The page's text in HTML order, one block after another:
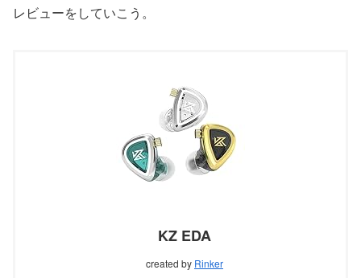
レビューをしていこう。
KZ EDA
created by Rinker